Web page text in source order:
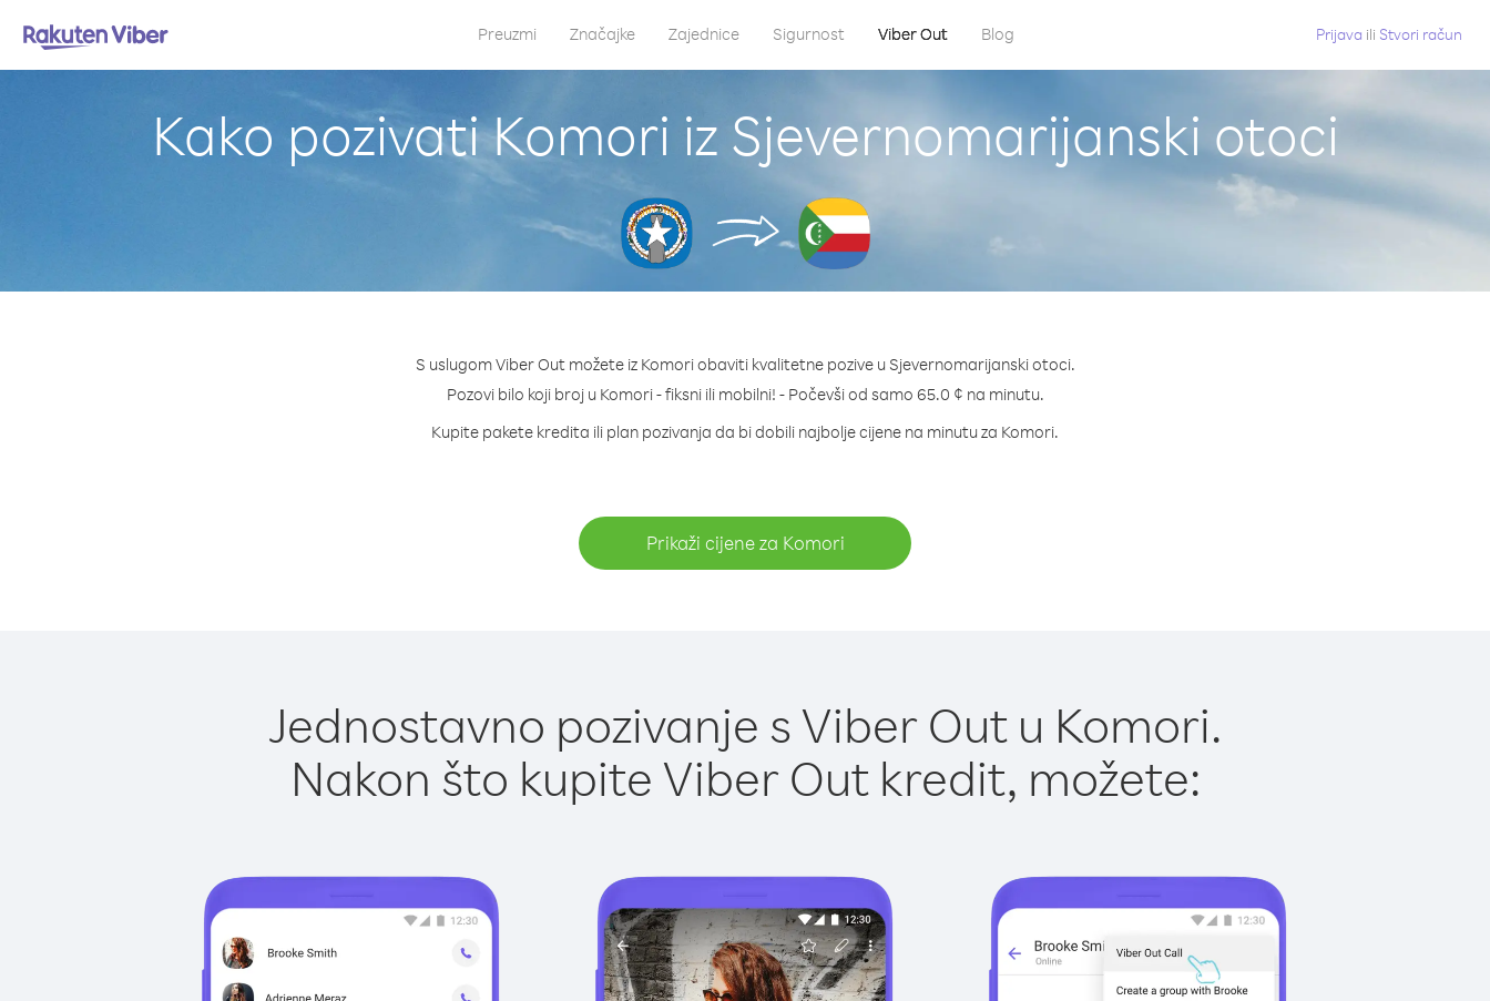
Preuzmi Značajke Zajednice Sigurnost Viber Out Blog Prijava ili Stvori račun
Kako pozivati Komori iz Sjevernomarijanski otoci
S uslugom Viber Out možete iz Komori obaviti kvalitetne pozive u Sjevernomarijanski otoci.
Pozovi bilo koji broj u Komori - fiksni ili mobilni! - Počevši od samo 65.0 ¢ na minutu.
Kupite pakete kredita ili plan pozivanja da bi dobili najbolje cijene na minutu za Komori.
Prikaži cijene za Komori
Jednostavno pozivanje s Viber Out u Komori.
Nakon što kupite Viber Out kredit, možete: